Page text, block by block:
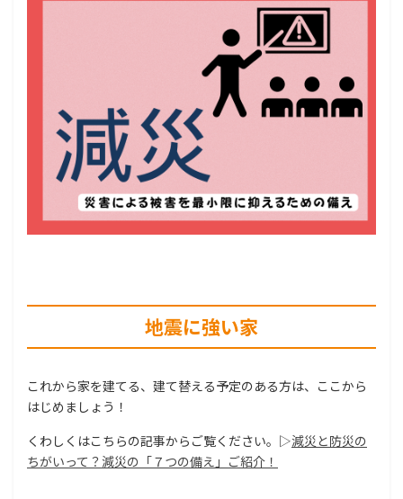
地震に強い家
これから家を建てる、建て替える予定のある方は、ここから
はじめましょう！
くわしくはこちらの記事からご覧ください。▷減災と防災の
ちがいって？減災の「７つの備え」ご紹介！